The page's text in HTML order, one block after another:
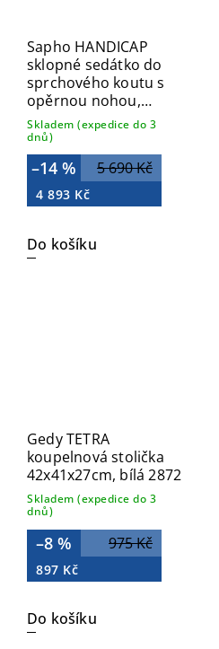
Sapho HANDICAP
sklopné sedátko do
sprchového koutu s
opěrnou nohou,
44x45cm, bílá XH001
Skladem (expedice do 3
dnů)
5 690 Kč
–14 %
4 893 Kč
Do košíku
Gedy TETRA
koupelnová stolička
42x41x27cm, bílá 2872
Skladem (expedice do 3
dnů)
975 Kč
–8 %
897 Kč
Do košíku